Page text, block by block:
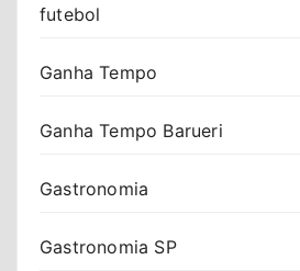
futebol
Ganha Tempo
Ganha Tempo Barueri
Gastronomia
Gastronomia SP